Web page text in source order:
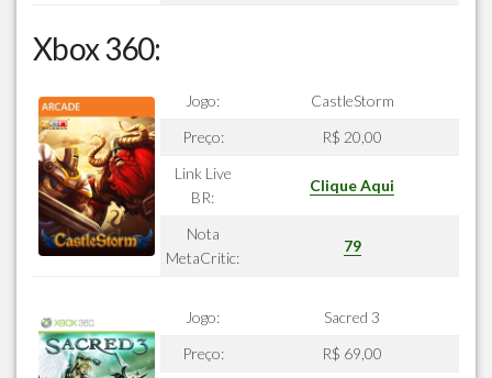
Xbox 360:
Jogo:
CastleStorm
Preço:
R$ 20,00
Link Live
BR:
Clique Aqui
Nota
MetaCritic:
79
Jogo:
Sacred 3
Preço:
R$ 69,00